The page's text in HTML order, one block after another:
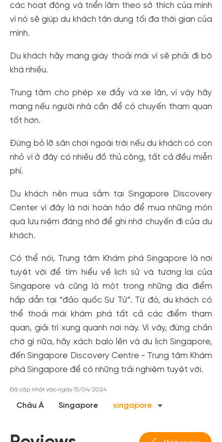
các hoạt động và triển lãm theo sở thích của mình
vì nó sẽ giúp du khách tận dụng tối đa thời gian của
mình.
Du khách hãy mang giày thoải mái vì sẽ phải đi bộ
khá nhiều.
Trung tâm cho phép xe đẩy và xe lăn, vì vậy hãy
mang nếu người nhà cần để có chuyến tham quan
tốt hơn.
Đừng bỏ lỡ sân chơi ngoài trời nếu du khách có con
nhỏ vì ở đây có nhiều đồ thủ công, tất cả đều miễn
phí.
Du khách nên mua sắm tại Singapore Discovery
Center vì đây là nơi hoàn hảo để mua những món
quà lưu niệm đáng nhớ để ghi nhớ chuyến đi của du
khách.
Có thể nói, Trung tâm Khám phá Singapore là nơi
tuyệt vời để tìm hiểu về lịch sử và tương lai của
Singapore và cũng là một trong những địa điểm
hấp dẫn tại “đảo quốc Sư Tử”. Từ đó, du khách có
thể thoải mái khám phá tất cả các điểm tham
quan, giải trí xung quanh nơi này. Vì vậy, đừng chần
chờ gì nữa, hãy xách balo lên và du lịch Singapore,
đến Singapore Discovery Centre - Trung tâm Khám
phá Singapore để có những trải nghiệm tuyệt vời.
Đã cập nhật vào ngày 15/04/2024
Châu Á Singapore singapore